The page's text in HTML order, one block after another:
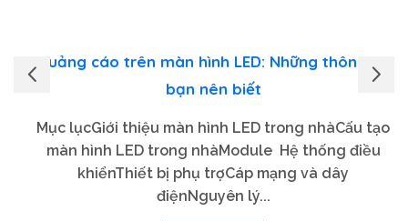
Quảng cáo trên màn hình LED: Những thông tin
bạn nên biết
Mục lụcGiới thiệu màn hình LED trong nhàCấu tạo
màn hình LED trong nhàModule Hệ thống điều
khiểnThiết bị phụ trợCáp mạng và dây
điệnNguyên lý...